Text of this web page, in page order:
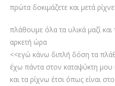
πρώτα δοκιμάζετε και μετά
πλάθουμε όλα τα υλικά μαζί
αρκετή ώρα
<<εγώ κάνω διπλή δόση τα
έχω πάντα στον καταψύκτη
και τα ρίχνω έτσι όπως είναι